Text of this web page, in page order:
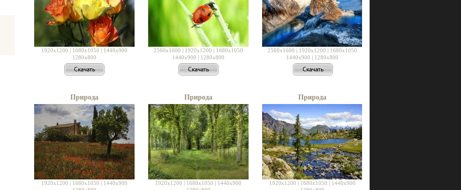
1920x1200 | 1680x1050 | 1440x900
1280x800
2560x1600 | 1920x1200 | 1680x1050
1440x900 | 1280x800
2560x1600 | 1920x1200 | 1680x1050
1440x900 | 1280x800
Природа
1920x1200 | 1680x1050 | 1440x900
Природа
1920x1200 | 1680x1050 | 1440x900
Природа
1920x1200 | 1680x1050 | 1440x900